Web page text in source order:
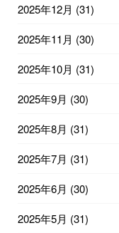
2025年12月 (31)
2025年11月 (30)
2025年10月 (31)
2025年9月 (30)
2025年8月 (31)
2025年7月 (31)
2025年6月 (30)
2025年5月 (31)